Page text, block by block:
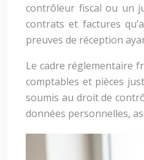
contrôleur fiscal ou un
contrats et factures
preuves de réception
Le cadre réglementaire
comptables et pièces
soumis au droit de
données personnelles,